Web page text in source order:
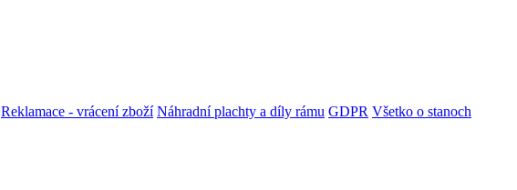
Reklamace - vrácení zboží Náhradní plachty a díly rámu GDPR Všetko o stanoch